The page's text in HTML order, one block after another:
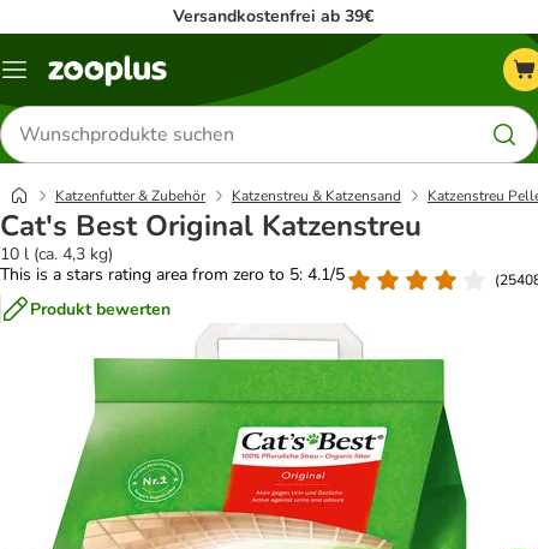
Versandkostenfrei ab 39€
Menü
Produkte
suchen
Katzenfutter & Zubehör Katzenstreu & Katzensand Katzenstreu
Cat's Best Original Katzenstreu
10 l (ca. 4,3 kg)
This is a stars rating area from zero to 5: 4.1/5
(
Produkt bewerten